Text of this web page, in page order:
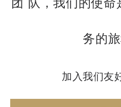
务的旅
加入我们友